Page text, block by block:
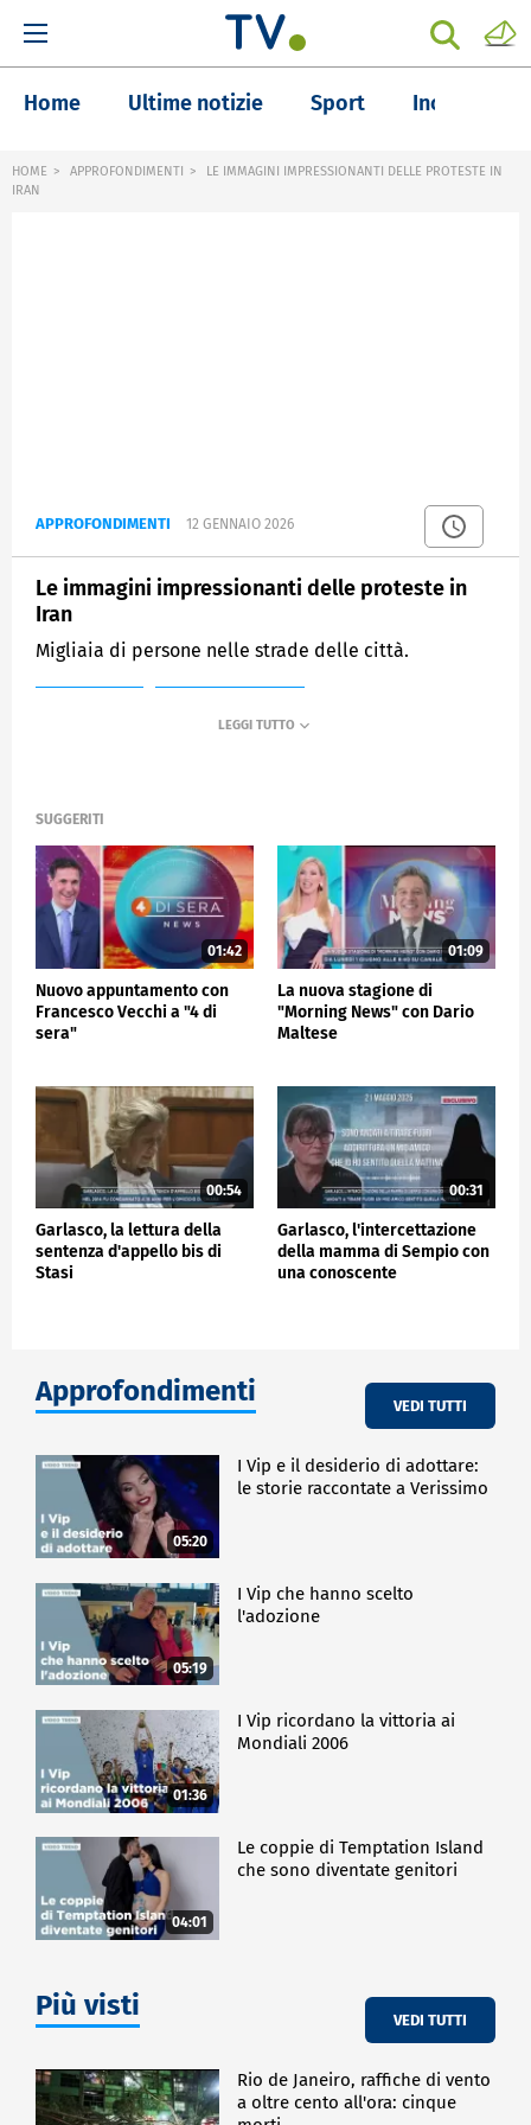
Home Ultime notizie Sport Inchieste
HOME APPROFONDIMENTI
LE IMMAGINI IMPRESSIONANTI DELLE PROTESTE IN
IRAN
APPROFONDIMENTI 12 GENNAIO 2026
Le immagini impressionanti delle proteste in
Iran
Migliaia di persone nelle strade delle città.
SUGGERITI
01:42
Nuovo appuntamento con
Francesco Vecchi a "4 di
sera"
01:09
La nuova stagione di
"Morning News" con Dario
Maltese
00:54
Garlasco, la lettura della
sentenza d'appello bis di
Stasi
00:31
Garlasco, l'intercettazione
della mamma di Sempio con
una conoscente
Approfondimenti VEDI TUTTI
05:20
I Vip e il desiderio di adottare:
le storie raccontate a Verissimo
05:19
I Vip che hanno scelto
l'adozione
01:36
I Vip ricordano la vittoria ai
Mondiali 2006
04:01
Le coppie di Temptation Island
che sono diventate genitori
Più visti VEDI TUTTI
Rio de Janeiro, raffiche di vento
a oltre cento all'ora: cinque